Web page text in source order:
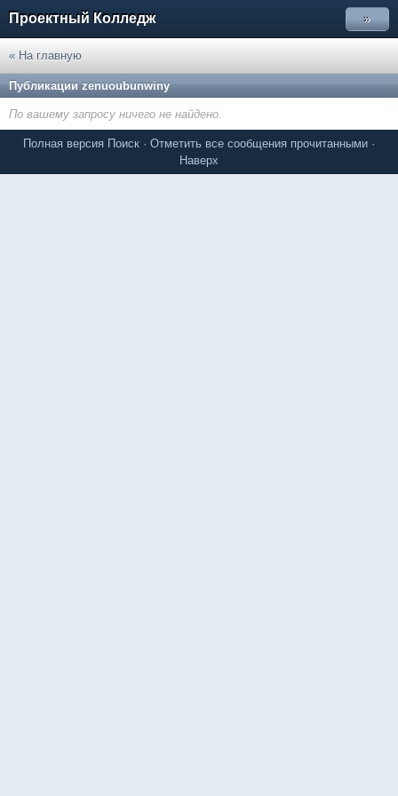
Проектный Колледж »
« На главную
Публикации zenuoubunwiny
По вашему запросу ничего не найдено.
Полная версия Поиск · Отметить все сообщения прочитанными ·
Наверх